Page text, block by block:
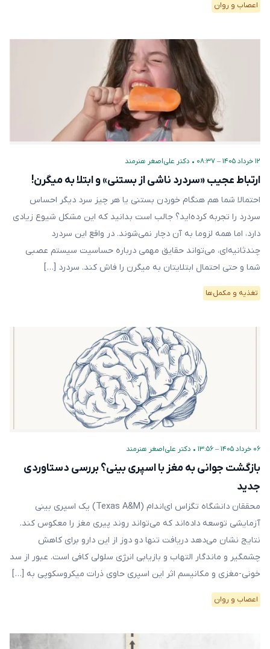
اعصاب و روان
۱۲ خرداد ۱۴۰۵ – ۰۸:۳۷ • دکتر علی‌اصغر هنرمند
ارتباط عجیب «سردرد ناشی از بستنی» و ابتلا به میگرن!
احتمالا شما هم هنگام خوردن بستنی یا هر چیز سرد دیگر احساس
سردرد را تجربه کرده‌اید؟ جالب است بدانید که این مشکل شیوع زیادی
دارد، اما همه لزوما به آن دچار نمی‌شوند. در واقع این سردرد
چندثانیه‌ای، می‌تواند حقایق مهمی درباره حساسیت سیستم عصبی
شما و حتی احتمال ابتلایتان به میگرن را فاش کند. سردرد […]
تغذیه و مکمل‌ها
۰۶ خرداد ۱۴۰۵ – ۱۳:۵۶ • دکتر علی‌اصغر هنرمند
بازگشت جوانی به مغز با اسپری بینی؟ بررسی دستاوردی
جدید
محققان دانشگاه تگزاس ای‌‌اند‌ام (Texas A&M) یک اسپری بینی
آزمایشی توسعه داده‌اند که می‌تواند روند پیری مغز را معکوس کند.
نتایج نشان می‌دهد دریافت تنها دو دوز از این دارو برای کاهش
چشمگیر و ماندگار التهاب و بازیابی انرژی سلولی کافی است. عبور از سد
خونی-مغزی و مکانیسم اثر این اسپری حاوی ذرات میکروسکوپی به […]
اعصاب و روان